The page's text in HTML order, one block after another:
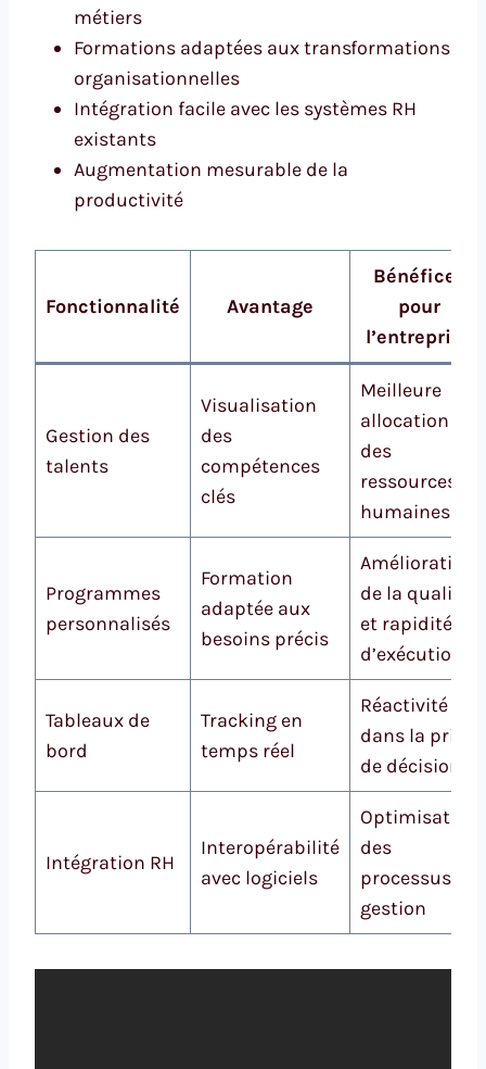
métiers
Formations adaptées aux transformations
organisationnelles
Intégration facile avec les systèmes RH
existants
Augmentation mesurable de la
productivité
Fonctionnalité Avantage
Bénéfices
pour
l’entreprise
Gestion des
talents
Visualisation
des
compétences
clés
Meilleure
allocation
des
ressources
humaines
Programmes
personnalisés
Formation
adaptée aux
besoins précis
Amélioration
de la qualité
et rapidité
d’exécution
Tableaux de
bord
Tracking en
temps réel
Réactivité
dans la prise
de décision
Intégration RH
Interopérabilité
avec logiciels
Optimisation
des
processus de
gestion